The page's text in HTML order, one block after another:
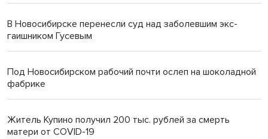
В Новосибирске перенесли суд над заболевшим экс-
гаишником Гусевым
Под Новосибирском рабочий почти ослеп на шоколадной
фабрике
Житель Купино получил 200 тыс. рублей за смерть
матери от COVID-19